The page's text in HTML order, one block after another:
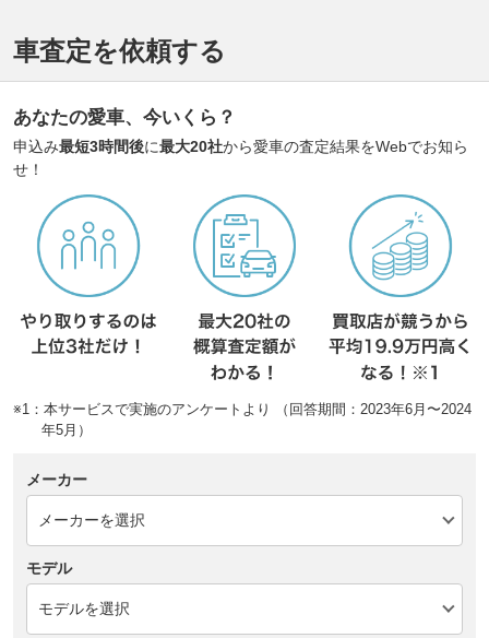
車査定を依頼する
あなたの愛車、今いくら？
申込み最短3時間後に最大20社から愛車の査定結果をWebでお知ら
せ！
※1：本サービスで実施のアンケートより （回答期間：2023年6月〜2024
年5月）
メーカー
モデル